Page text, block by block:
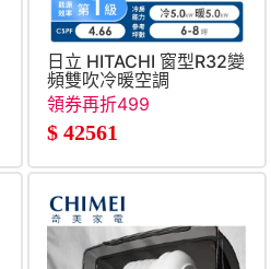
日立 HITACHI 窗型R32變
頻雙吹冷暖空調
領券再折499
$ 42561